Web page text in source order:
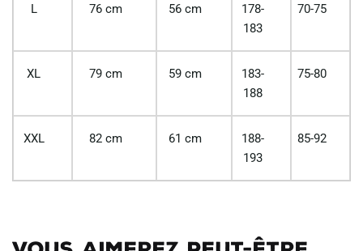
L 76 cm 56 cm
178-
183
70-75
XL 79 cm 59 cm
183-
188
75-80
XXL 82 cm 61 cm
188-
193
85-92